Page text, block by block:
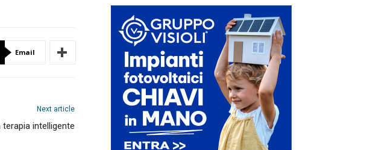
Email
Next article
intelligente